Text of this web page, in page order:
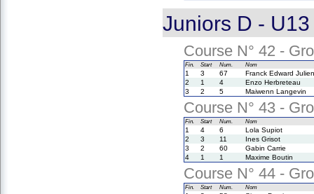
Juniors D -
Course N° 42 -
Fin. Start Num. Nom
1 3 67
Franck Edward
2
1 4
Enzo Herbreteau
3
2 5 Maiwenn Langevin
Course N° 43 -
Fin. Start Num. Nom
1 4 6
Lola Supiot
2
3 11
Ines Grisot
3
2 60
Gabin Carrie
4
1 1 Maxime Boutin
Course N° 44 -
Fin. Start Num. Nom